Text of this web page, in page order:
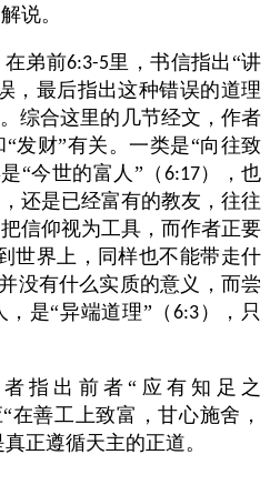
说。
在弟前6:3-5里，书信指出“讲
，最后指出这种错误的道理
综合这里的几节经文，作者
发财”有关。一类是“向往致
“今世的富人”（ 6:17），也
还是已经富有的教友，往往
信仰视为工具，而作者正要
世界上，同样也不能带走什
没有什么实质的意义，而尝
是“异端道理”（6:3 ），只
指出前者“应有知足之
在善工上致富，甘心施舍，
正遵循天主的正道。